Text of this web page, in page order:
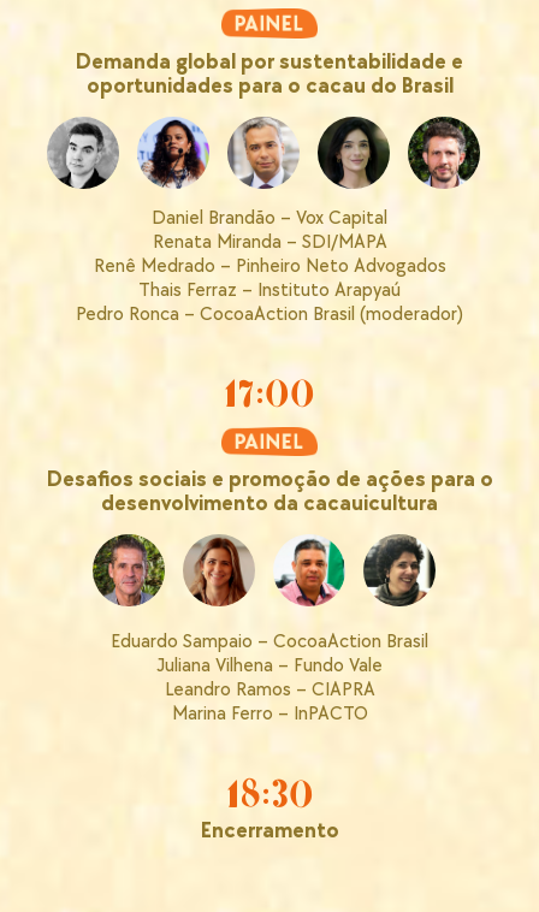
Demanda global por sustentabilidade e
oportunidades para o cacau do Brasil
Daniel Brandão – Vox Capital
Renata Miranda – SDI/MAPA
Renê Medrado – Pinheiro Neto Advogados
Thais Ferraz – Instituto Arapyaú
Pedro Ronca – CocoaAction Brasil (moderador)
17:00
Desafios sociais e promoção de ações para o
desenvolvimento da cacauicultura
Eduardo Sampaio – CocoaAction Brasil
Juliana Vilhena – Fundo Vale
Leandro Ramos – CIAPRA
Marina Ferro – InPACTO
18:30
Encerramento